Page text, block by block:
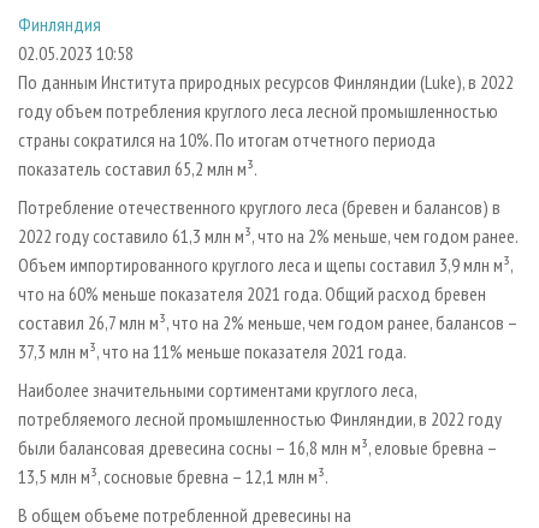
СУШКА ДРЕВЕСИНЫ
ПРОИЗВОДСТВО ДРЕВЕСНЫХ ПЛИТ
ДЕРЕВЯННОЕ ДОМОСТРОЕНИЕ
ПРОИЗВОДСТВО МЕБЕЛИ
БИОЭНЕРГЕТИКА
ЦБП
ИНСТРУМЕНТ И МАТЕРИАЛЫ
ПЕРСОНЫ
МОБИЛЬНЫЕ ВЫСТАВКИ
ОФИЦИАЛЬНЫЕ ДЕЛЕГАЦИИ
ПРИОРИТЕТНЫЕ ИНВЕСТПРОЕКТЫ
RUSSIAN FORESTRY REVIEW
ГАЗЕТА ЛЕСПРОМФОРУМ
БИБЛИОТЕКА СПЕЦИАЛИСТА
КОНТАКТЫ
РЕКЛАМА
РЕКЛАМА НА САЙТЕ
Финляндия
02.05.2023 10:58
По данным Института природных ресурсов Финляндии (Luke), в 2022
году объем потребления круглого леса лесной промышленностью
страны сократился на 10%. По итогам отчетного периода
показатель составил 65,2 млн м³.
Потребление отечественного круглого леса (бревен и балансов) в
2022 году составило 61,3 млн м³, что на 2% меньше, чем годом ранее.
Объем импортированного круглого леса и щепы составил 3,9 млн м³,
что на 60% меньше показателя 2021 года. Общий расход бревен
составил 26,7 млн м³, что на 2% меньше, чем годом ранее, балансов –
37,3 млн м³, что на 11% меньше показателя 2021 года.
Наиболее значительными сортиментами круглого леса,
потребляемого лесной промышленностью Финляндии, в 2022 году
были балансовая древесина сосны – 16,8 млн м³, еловые бревна –
13,5 млн м³, сосновые бревна – 12,1 млн м³.
В общем объеме потребленной древесины на